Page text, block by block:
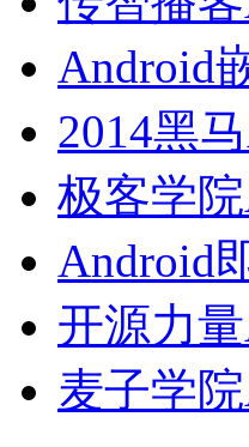
Android
2014黑
极客学
Android
开源力
麦子学